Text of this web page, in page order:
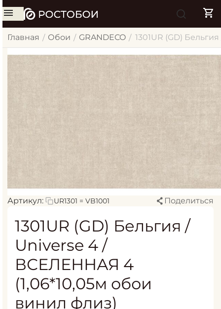
Главная / Обои / GRANDECO / 1301UR (GD)
Артикул: UR1301 = VB1001 Поделиться
1301UR (GD) Бельгия /
Universe 4 /
ВСЕЛЕННАЯ 4
(1,06*10,05м обои
винил флиз)